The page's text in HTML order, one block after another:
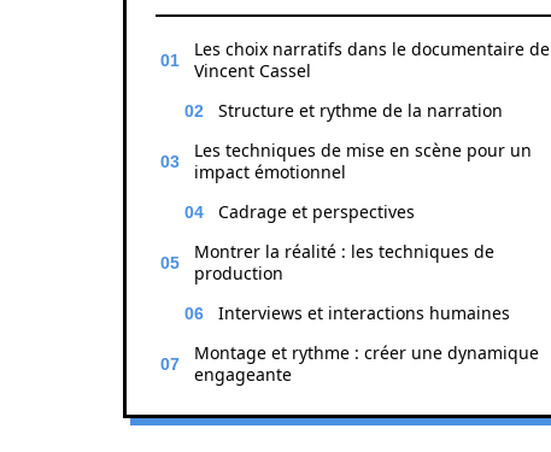
Les choix narratifs dans le documentaire de
Vincent Cassel
Structure et rythme de la narration
Les techniques de mise en scène pour un
impact émotionnel
Cadrage et perspectives
Montrer la réalité : les techniques de
production
Interviews et interactions humaines
Montage et rythme : créer une dynamique
engageante